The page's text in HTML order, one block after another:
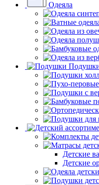
Одеяла
Детские
Детские